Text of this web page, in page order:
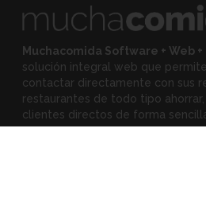
Muchacomida Software + Web
solución integral web que
contactar directamente con sus
restaurantes de todo tipo
clientes directos de forma